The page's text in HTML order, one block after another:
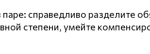
справедливо разделите
степени, умейте